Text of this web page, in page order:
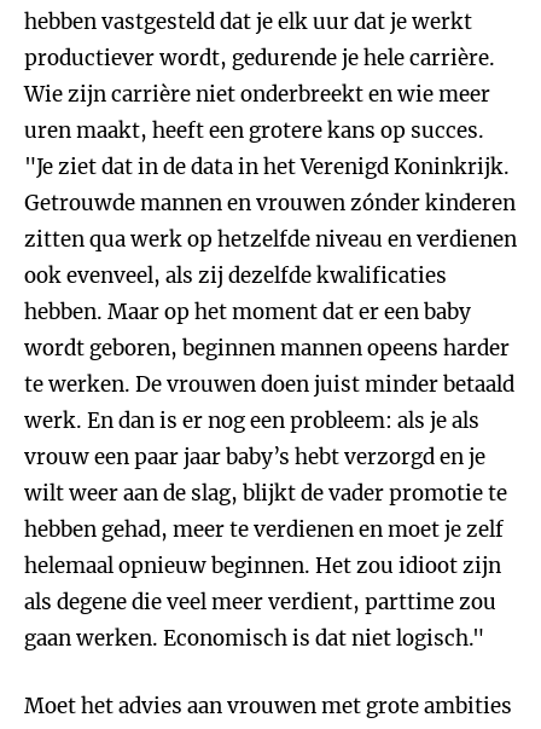
hebben vastgesteld dat je elk uur dat je werkt
productiever wordt, gedurende je hele carrière.
Wie zijn carrière niet onderbreekt en wie meer
uren maakt, heeft een grotere kans op succes.
"Je ziet dat in de data in het Verenigd Koninkrijk.
Getrouwde mannen en vrouwen zónder kinderen
zitten qua werk op hetzelfde niveau en verdienen
ook evenveel, als zij dezelfde kwalificaties
hebben. Maar op het moment dat er een baby
wordt geboren, beginnen mannen opeens harder
te werken. De vrouwen doen juist minder betaald
werk. En dan is er nog een probleem: als je als
vrouw een paar jaar baby’s hebt verzorgd en je
wilt weer aan de slag, blijkt de vader promotie te
hebben gehad, meer te verdienen en moet je zelf
helemaal opnieuw beginnen. Het zou idioot zijn
als degene die veel meer verdient, parttime zou
gaan werken. Economisch is dat niet logisch."
Moet het advies aan vrouwen met grote ambities